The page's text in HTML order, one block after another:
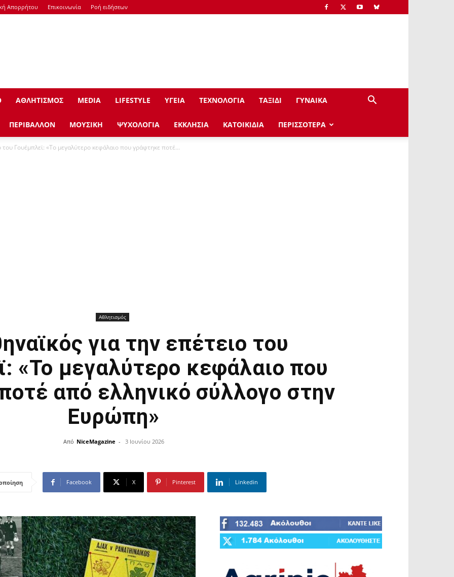
Απορρήτου Επικοινωνία Ροή ειδήσεων
ΑΘΛΗΤΙΣΜΟΣ ΜEDIA LIFESTYLE ΥΓΕΙΑ ΤΕΧΝΟΛΟΓΙΑ ΤΑΞΙΔΙ ΓΥΝΑΙΚΑ
ΠΕΡΙΒΑΛΛΟΝ ΜΟΥΣΙΚΗ ΨΥΧΟΛΟΓΙΑ ΕΚΚΛΗΣΙΑ ΚΑΤΟΙΚΙΔΙΑ ΠΕΡΙΣΣΟΤΕΡΑ
του Γουέμπλεϊ: «Το μεγαλύτερο κεφάλαιο που γράφτηκε ποτέ...
Αθλητισμός
για την επέτειο του
«Το μεγαλύτερο κεφάλαιο που
από ελληνικό σύλλογο στην
Ευρώπη»
Από NiceMagazine - 3 Ιουνίου 2026
Facebook X Pinterest Linkedin